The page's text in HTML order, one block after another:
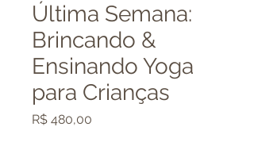
Última Semana:
Brincando &
Ensinando Yoga
para Crianças
R$ 480,00